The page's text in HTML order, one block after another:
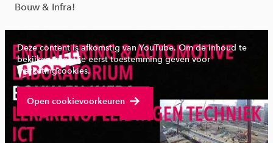
Bouw & Infra!
Deze content is afkomstig van YouTube. Om de inhoud te
bekijken, moet je eerst toestemming geven voor
marketingcookies.
Open cookievoorkeuren